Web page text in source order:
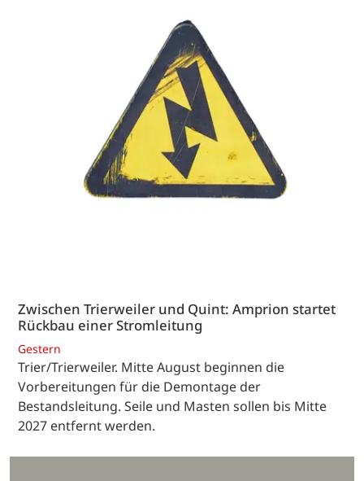
Zwischen Trierweiler und Quint: Amprion startet
Rückbau einer Stromleitung
Gestern
Trier/Trierweiler. Mitte August beginnen die
Vorbereitungen für die Demontage der
Bestandsleitung. Seile und Masten sollen bis Mitte
2027 entfernt werden.